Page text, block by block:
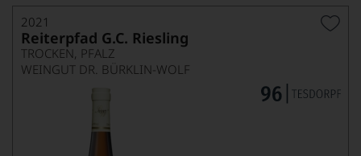
2021
Reiterpfad G.C. Riesling
TROCKEN, PFALZ
WEINGUT DR. BÜRKLIN-WOLF